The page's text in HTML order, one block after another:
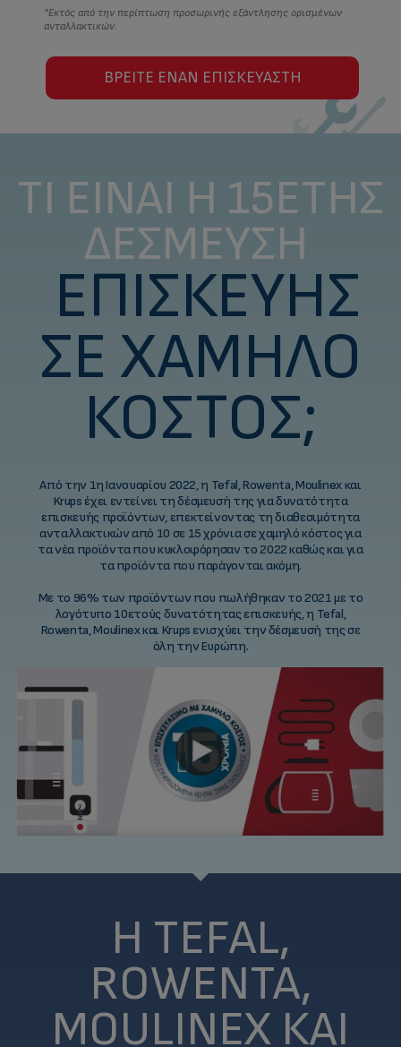
*Εκτός από την περίπτωση προσωρινής εξάντλησης ορισμένων
ανταλλακτικών.
ΒΡΕΊΤΕ ΈΝΑΝ ΕΠΙΣΚΕΥΑΣΤΉ
ΤΙ ΕΊΝΑΙ Η 15ΕΤΉΣ
ΔΈΣΜΕΥΣΗ
ΕΠΙΣΚΕΥΉΣ
ΣΕ ΧΑΜΗΛΌ
ΚΌΣΤΟΣ;
Από την 1η Ιανουαρίου 2022, η Tefal, Rowenta, Moulinex και
Krups έχει εντείνει τη δέσμευσή της για δυνατότητα
επισκευής προϊόντων, επεκτείνοντας τη διαθεσιμότητα
ανταλλακτικών από 10 σε 15 χρόνια σε χαμηλό κόστος για
τα νέα προϊόντα που κυκλοφόρησαν το 2022 καθώς και για
τα προϊόντα που παράγονται ακόμη.
Με το 96% των προϊόντων που πωλήθηκαν το 2021 με το
λογότυπο 10ετούς δυνατότητας επισκευής, η Tefal,
Rowenta, Moulinex και Krups ενισχύει την δέσμευσή της σε
όλη την Ευρώπη.
Η TEFAL,
ROWENTA,
MOULINEX ΚΑΙ